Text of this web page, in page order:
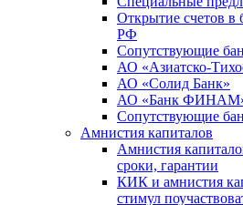
Открытие счетов в
РФ
Сопутствующие
АО «Азиатско-
АО «Солид Банк»
АО «Банк
Сопутствующие
Амнистия капиталов
Амнистия
сроки, гарантии
КИК и амнистия
стимул